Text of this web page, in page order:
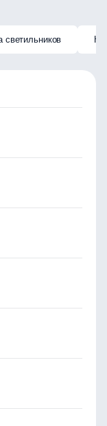
светильников